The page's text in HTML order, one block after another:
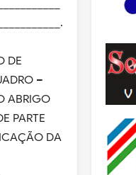
DE
–
ABRIGO
PARTE
DA